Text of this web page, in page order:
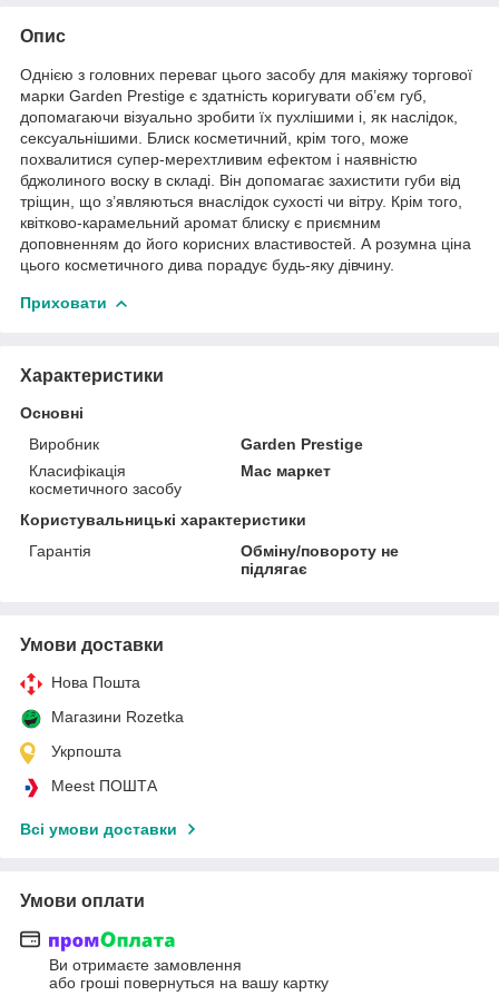
Опис
Однією з головних переваг цього засобу для макіяжу торгової
марки Garden Prestige є здатність коригувати об’єм губ,
допомагаючи візуально зробити їх пухлішими і, як наслідок,
сексуальнішими. Блиск косметичний, крім того, може
похвалитися супер-мерехтливим ефектом і наявністю
бджолиного воску в складі. Він допомагає захистити губи від
тріщин, що з’являються внаслідок сухості чи вітру. Крім того,
квітково-карамельний аромат блиску є приємним
доповненням до його корисних властивостей. А розумна ціна
цього косметичного дива порадує будь-яку дівчину.
Приховати
Характеристики
Основні
Виробник
Garden Prestige
Класифікація
косметичного засобу
Мас маркет
Користувальницькі характеристики
Гарантія
Обміну/повороту не
підлягає
Умови доставки
Нова Пошта
Магазини Rozetka
Укрпошта
Meest ПОШТА
Всі умови доставки
Умови оплати
Ви отримаєте замовлення
або гроші повернуться на вашу картку